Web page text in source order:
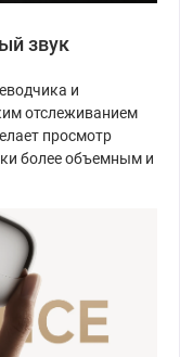
звук
и
отслеживанием
просмотр
более объемным и